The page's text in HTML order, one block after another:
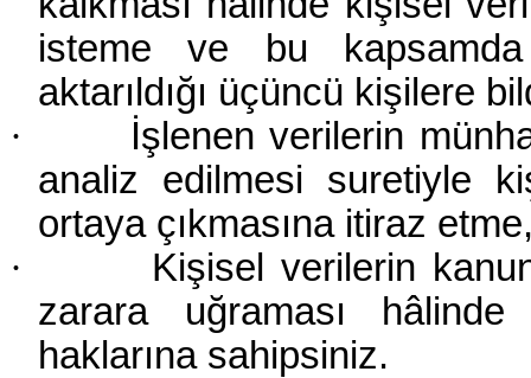
isteme ve bu
aktarıldığı üçüncü kişilere
·
İşlenen verilerin
analiz edilmesi suretiyle
ortaya çıkmasına itiraz
·
Kişisel verilerin
zarara uğraması
haklarına sahipsiniz.